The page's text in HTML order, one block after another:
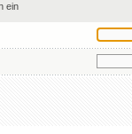
ein